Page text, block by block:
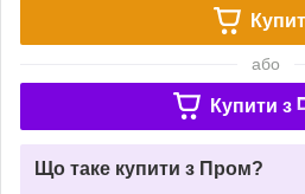
або
Купити з
Що таке купити з Пром?